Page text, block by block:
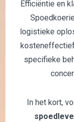
Efficiëntie en
logistieke
kosteneffectief
specifieke
In het kort,